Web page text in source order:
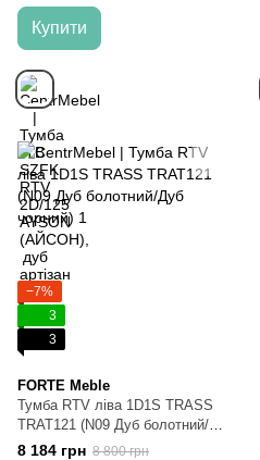
Купити
−7%
3
3
FORTE Meble
Тумба RTV ліва 1D1S TRASS
TRAT121 (N09 Дуб болотний/
Дуб чорний)
8 184 грн 8 800 грн